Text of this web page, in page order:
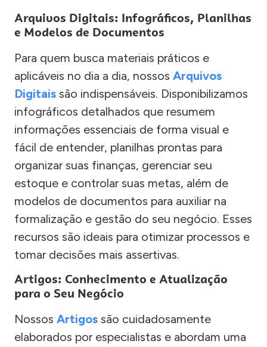
Arquivos Digitais: Infográficos, Planilhas
e Modelos de Documentos
Para quem busca materiais práticos e
aplicáveis no dia a dia, nossos Arquivos
Digitais são indispensáveis. Disponibilizamos
infográficos detalhados que resumem
informações essenciais de forma visual e
fácil de entender, planilhas prontas para
organizar suas finanças, gerenciar seu
estoque e controlar suas metas, além de
modelos de documentos para auxiliar na
formalização e gestão do seu negócio. Esses
recursos são ideais para otimizar processos e
tomar decisões mais assertivas.
Artigos: Conhecimento e Atualização
para o Seu Negócio
Nossos Artigos são cuidadosamente
elaborados por especialistas e abordam uma